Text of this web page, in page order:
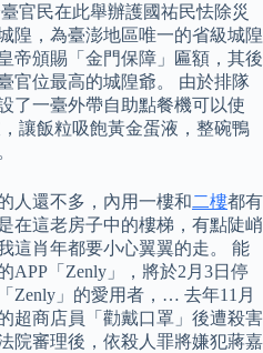
官民在此舉辦護國祐民怯除災
隍，為臺澎地區唯一的省級城隍
帝頒賜「金門保障」匾額，其後
官位最高的城隍爺。 由於排隊
了一臺外帶自助點餐機可以使
讓飯粒吸飽黃金蛋液，整碗鴨
人還不多，內用一樓和二樓都有
在這老房子中的樓梯，有點陡峭
這肖年都要小心翼翼的走。 能
APP「Zenly」，將於2月3日停
Zenly」的愛用者，… 去年11月
超商店員「勸戴口罩」後遭殺害
院審理後，依殺人罪將嫌犯蔣嘉